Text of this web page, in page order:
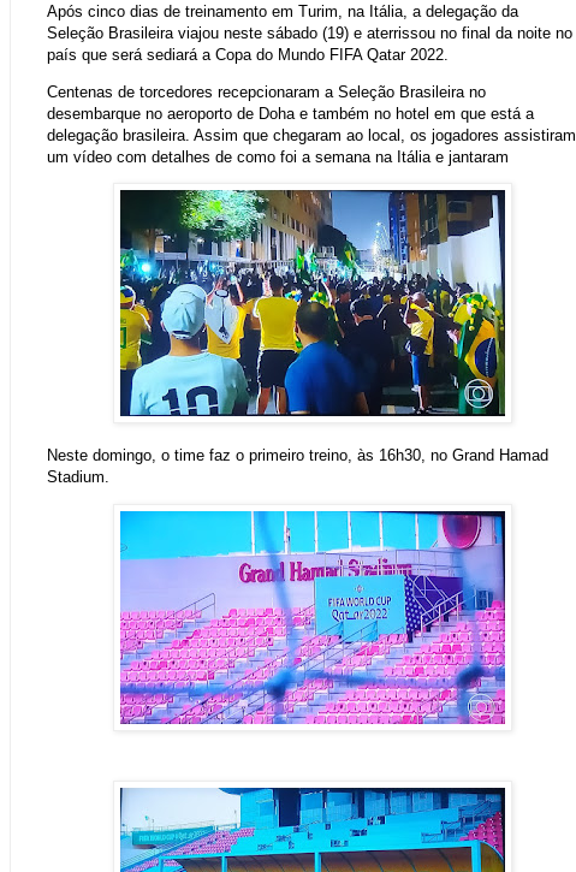
Após cinco dias de treinamento em Turim, na Itália, a delegação da
Seleção Brasileira viajou neste sábado (19) e aterrissou no final da noite no
país que será sediará a Copa do Mundo FIFA Qatar 2022.
Centenas de torcedores recepcionaram a Seleção Brasileira no
desembarque no aeroporto de Doha e também no hotel em que está a
delegação brasileira. Assim que chegaram ao local, os jogadores assistiram
um vídeo com detalhes de como foi a semana na Itália e jantaram
Neste domingo, o time faz o primeiro treino, às 16h30, no Grand Hamad
Stadium.